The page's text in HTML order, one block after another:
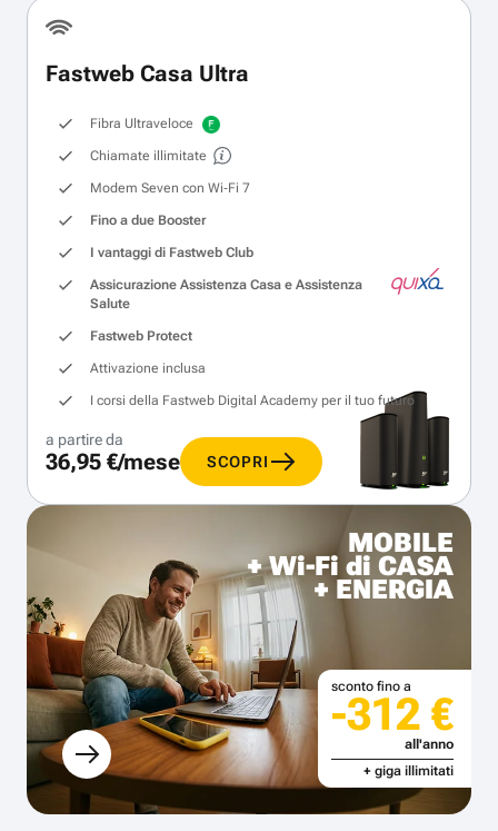
Fastweb Casa Ultra
Fibra Ultraveloce
Chiamate illimitate
Modem Seven con Wi‑Fi 7
Fino a due Booster
I vantaggi di Fastweb Club
Assicurazione Assistenza Casa e Assistenza
Salute
Fastweb Protect
Attivazione inclusa
I corsi della Fastweb Digital Academy per il tuo futuro
a partire da
36,95 €/mese SCOPRI
MOBILE
+ Wi-Fi di CASA
+ ENERGIA
sconto fino a
-312 €
all'anno
+ giga illimitati